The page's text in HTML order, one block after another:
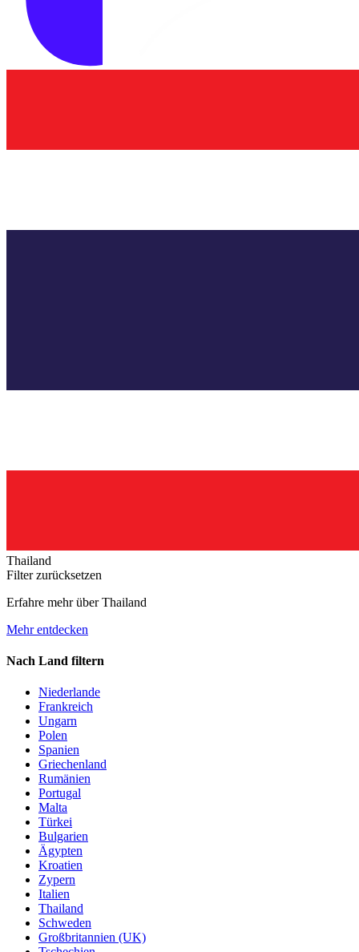
Thailand
Filter zurücksetzen
Erfahre mehr über Thailand
Mehr entdecken
Nach Land filtern
Niederlande
Frankreich
Ungarn
Polen
Spanien
Griechenland
Rumänien
Portugal
Malta
Türkei
Bulgarien
Ägypten
Kroatien
Zypern
Italien
Thailand
Schweden
Großbritannien (UK)